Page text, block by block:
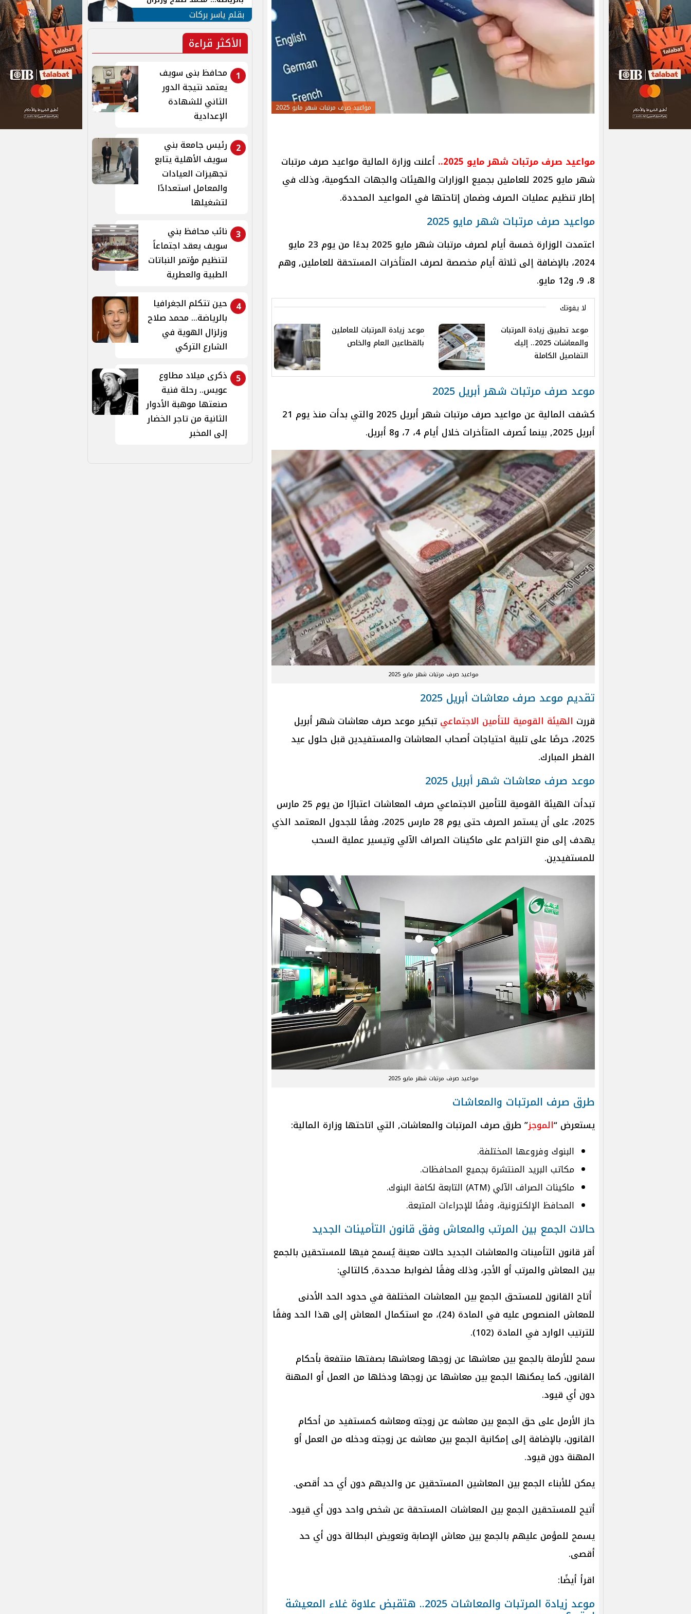
مواعيد صرف مرتبات شهر مايو 2025
مواعيد صرف مرتبات شهر مايو 2025..
أعلنت وزارة المالية مواعيد صرف مرتبات
شهر مايو 2025 للعاملين بجميع الوزارات والهيئات والجهات الحكومية، وذلك في
إطار تنظيم عمليات الصرف وضمان إتاحتها في المواعيد المحددة.
مواعيد صرف مرتبات شهر مايو 2025
اعتمدت الوزارة خمسة أيام لصرف مرتبات شهر مايو 2025 بدءًا من يوم 23 مايو
2024، بالإضافة إلى ثلاثة أيام مخصصة لصرف المتأخرات المستحقة للعاملين, وهم
8، 9، و12 مايو.
لا يفوتك
موعد تطبيق زيادة المرتبات
والمعاشات 2025.. إليك
التفاصيل الكاملة
موعد زيادة المرتبات للعاملين
بالقطاعين العام والخاص
موعد صرف مرتبات شهر أبريل 2025
كشفت المالية عن مواعيد صرف مرتبات شهر أبريل 2025 والتي بدأت منذ يوم 21
أبريل 2025, بينما تُصرف المتأخرات خلال أيام 4، 7، و8 أبريل.
مواعيد صرف مرتبات شهر مايو 2025
تقديم موعد صرف معاشات أبريل 2025
قررت الهيئة القومية للتأمين الاجتماعي تبكير موعد صرف معاشات شهر أبريل
2025، حرصًا على تلبية احتياجات أصحاب المعاشات والمستفيدين قبل حلول عيد
الفطر المبارك.
موعد صرف معاشات شهر أبريل 2025
تبدأت الهيئة القومية للتأمين الاجتماعي صرف المعاشات اعتبارًا من يوم 25 مارس
2025، على أن يستمر الصرف حتى يوم 28 مارس 2025، وفقًا للجدول المعتمد الذي
يهدف إلى منع التزاحم على ماكينات الصراف الآلي وتيسير عملية السحب
للمستفيدين.
مواعيد صرف مرتبات شهر مايو 2025
طرق صرف المرتبات والمعاشات
يستعرض “الموجز” طرق صرف المرتبات والمعاشات, التي اتاحتها وزارة المالية:
البنوك وفروعها المختلفة.
مكاتب البريد المنتشرة بجميع المحافظات.
ماكينات الصراف الآلي (ATM) التابعة لكافة البنوك.
المحافظ الإلكترونية، وفقًا للإجراءات المتبعة.
حالات الجمع بين المرتب والمعاش وفق قانون التأمينات الجديد
أقر قانون التأمينات والمعاشات الجديد حالات معينة يُسمح فيها للمستحقين بالجمع
بين المعاش والمرتب أو الأجر، وذلك وفقًا لضوابط محددة, كالتالي:
أتاح القانون للمستحق الجمع بين المعاشات المختلفة في حدود الحد الأدنى
للمعاش المنصوص عليه في المادة (24)، مع استكمال المعاش إلى هذا الحد وفقًا
للترتيب الوارد في المادة (102).
سمح للأرملة بالجمع بين معاشها عن زوجها ومعاشها بصفتها منتفعة بأحكام
القانون، كما يمكنها الجمع بين معاشها عن زوجها ودخلها من العمل أو المهنة
دون أي قيود.
حاز الأرمل على حق الجمع بين معاشه عن زوجته ومعاشه كمستفيد من أحكام
القانون، بالإضافة إلى إمكانية الجمع بين معاشه عن زوجته ودخله من العمل أو
المهنة دون قيود.
يمكن للأبناء الجمع بين المعاشين المستحقين عن والديهم دون أي حد أقصى.
أتيح للمستحقين الجمع بين المعاشات المستحقة عن شخص واحد دون أي قيود.
يسمح للمؤمن عليهم بالجمع بين معاش الإصابة وتعويض البطالة دون أي حد
أقصى.
اقرأ أيضًا:
موعد زيادة المرتبات والمعاشات 2025.. هتقبض علاوة غلاء المعيشة
الهوية في الشارع التركي
بقلم ياسر بركات
الأكثر قراءة
1
محافظ بنى سويف
يعتمد نتيجة الدور
الثاني للشهادة
الإعدادية
2
رئيس جامعة بني
سويف الأهلية يتابع
تجهيزات العيادات
والمعامل استعدادًا
لتشغيلها
3 نائب محافظ بني
سويف يعقد اجتماعاً
لتنظيم مؤتمر النباتات
الطبية والعطرية
4
حين تتكلم الجغرافيا
بالرياضة... محمد صلاح
وزلزال الهوية في
الشارع التركي
5
ذكرى ميلاد مطاوع
عويس.. رحلة فنية
صنعتها موهبة الأدوار
الثانية من تاجر الخضار
إلى المخبر